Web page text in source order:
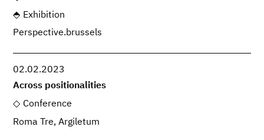
Exhibition
Perspective.brussels
02.02.2023
Across positionalities
Conference
Roma Tre, Argiletum